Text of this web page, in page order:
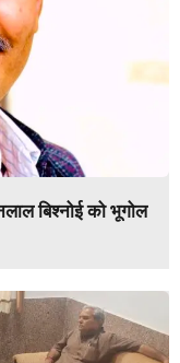
बिश्नोई को भूगोल